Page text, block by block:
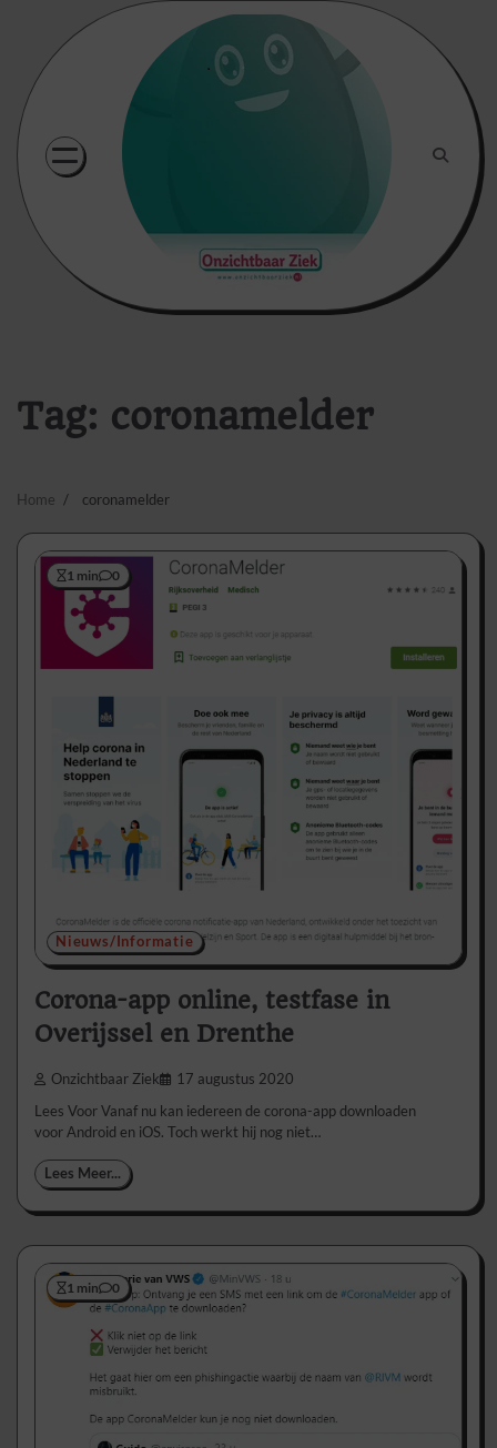
content
Tag: coronamelder
Home coronamelder
1 min 0
Nieuws/Informatie
Corona-app online, testfase in
Overijssel en Drenthe
Onzichtbaar Ziek 17 augustus 2020
Lees Voor Vanaf nu kan iedereen de corona-app downloaden
voor Android en iOS. Toch werkt hij nog niet…
Lees Meer...
1 min 0